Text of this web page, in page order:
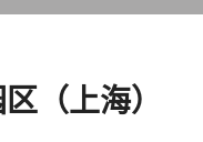
（上海）